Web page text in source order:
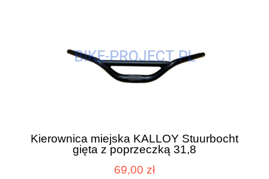
Kierownica miejska KALLOY Stuurbocht
gięta z poprzeczką 31,8
69,00 zł